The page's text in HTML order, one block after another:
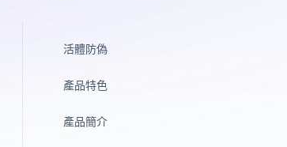
活體防偽
產品特色
產品簡介